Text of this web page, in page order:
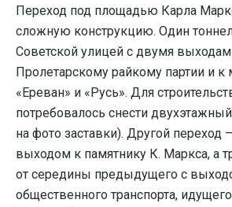
Переход под площадью Карла
сложную конструкцию. Один
Советской улицей с двумя
Пролетарскому райкому партии и к
«Ереван» и «Русь». Для
потребовалось снести
на фото заставки). Другой
выходом к памятнику К. Маркса, а
от середины предыдущего с
общественного транспорта,